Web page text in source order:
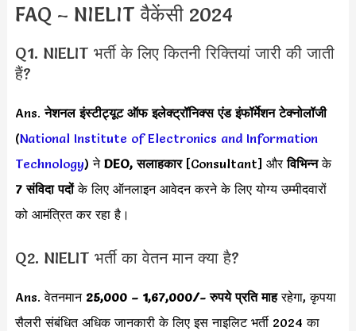
FAQ – NIELIT वैकेंसी 2024
Q1. NIELIT भर्ती के लिए कितनी रिक्तियां जारी की जाती
हैं?
Ans.नेशनल इंस्टीट्यूट ऑफ इलेक्ट्रॉनिक्स एंड इंफॉर्मेशन टेक्नोलॉजी
(National Institute of Electronics and Information
Technology) ने DEO, सलाहकार[Consultant] औरविभिन्नके
7 संविदा पदोंके लिए ऑनलाइन आवेदन करने के लिए योग्य उम्मीदवारों
को आमंत्रित कर रहा है।
Q2. NIELIT भर्ती का वेतन मान क्या है?
Ans. वेतनमान 25,000 – 1,67,000/- रुपये प्रति माहरहेगा, कृपया
सैलरी संबंधित अधिक जानकारी के लिए इस नाइलिट भर्ती 2024 का